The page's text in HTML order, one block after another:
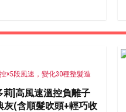
×5段風速，變化30種整髮造
莉]高風速溫控負離子
灰(含順髮吹頭+輕巧收